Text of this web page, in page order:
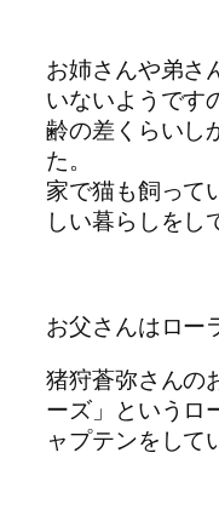
お姉さんや弟さ
いないようです
齢の差くらいし
た。
家で猫も飼って
しい暮らしをし
お父さんはロー
猪狩蒼弥さんの
ーズ」というロ
ャプテンをして